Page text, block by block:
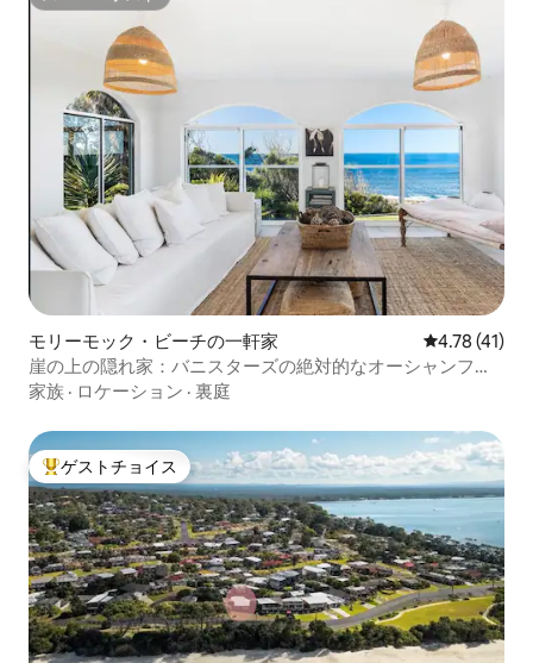
スーパーホスト
モリーモック・ビーチの一軒家 レビュー41
4.78 (41)
崖の上の隠れ家：バニスターズの絶対的なオーシャンフロ
ント
家族 · ロケーション · 裏庭
大好評のゲストチョイスです。
ゲストチョイス